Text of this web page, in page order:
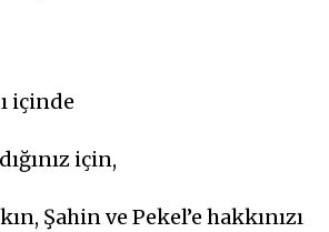
içinde
için,
Şahin ve Pekel’e hakkınızı